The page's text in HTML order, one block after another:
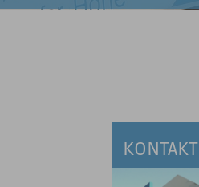
KONTAKT